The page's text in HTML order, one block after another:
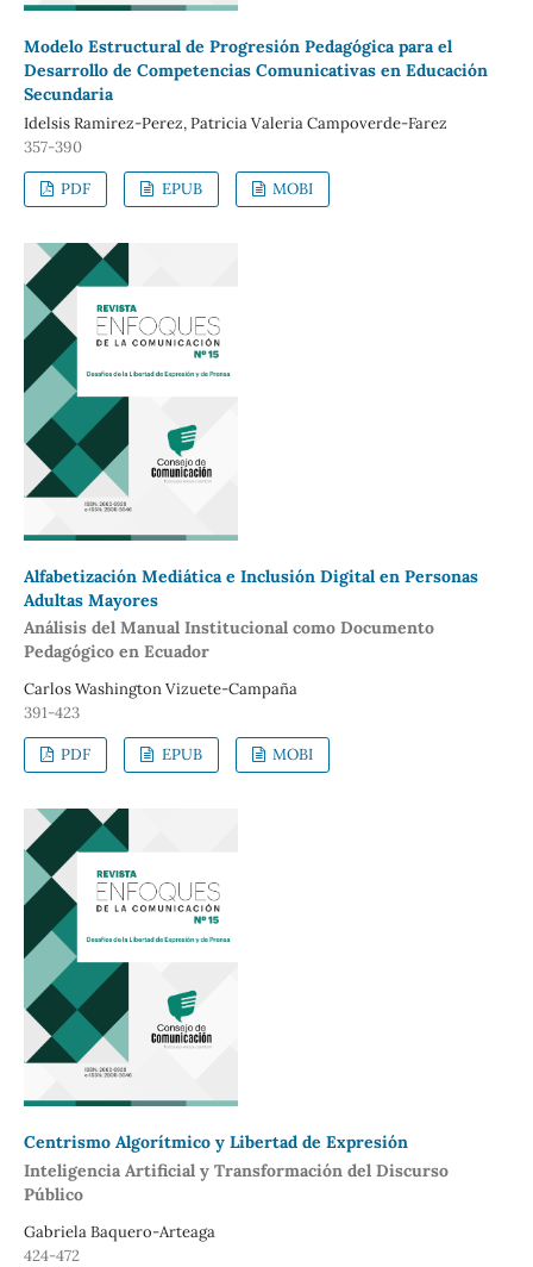
Modelo Estructural de Progresión Pedagógica para el
Desarrollo de Competencias Comunicativas en Educación
Secundaria
Idelsis Ramirez-Perez, Patricia Valeria Campoverde-Farez
357-390
PDF EPUB MOBI
Alfabetización Mediática e Inclusión Digital en Personas
Adultas Mayores
Análisis del Manual Institucional como Documento
Pedagógico en Ecuador
Carlos Washington Vizuete-Campaña
391-423
PDF EPUB MOBI
Centrismo Algorítmico y Libertad de Expresión
Inteligencia Artificial y Transformación del Discurso
Público
Gabriela Baquero-Arteaga
424-472